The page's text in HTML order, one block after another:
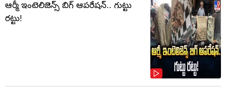
ఆర్మీ ఇంటెలిజెన్స్ బిగ్ ఆపరేషన్.. గుట్టు
రట్టు!